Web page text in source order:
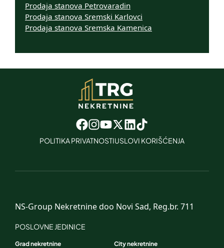
Prodaja stanova Petrovaradin
Prodaja stanova Sremski Karlovci
Prodaja stanova Sremska Kamenica
POLITIKA PRIVATNOSTIUSLOVI KORIŠĆENJA
NS-Group Nekretnine doo Novi Sad, Reg.br. 711
POSLOVNE JEDINICE
Grad nekretnine
City nekretnine